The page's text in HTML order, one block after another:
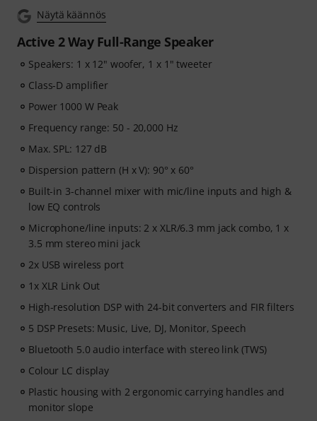
Näytä käännös
Active 2 Way Full-Range Speaker
Speakers: 1 x 12" woofer, 1 x 1" tweeter
Class-D amplifier
Power 1000 W Peak
Frequency range: 50 - 20,000 Hz
Max. SPL: 127 dB
Dispersion pattern (H x V): 90° x 60°
Built-in 3-channel mixer with mic/line inputs and high &
low EQ controls
Microphone/line inputs: 2 x XLR/6.3 mm jack combo, 1 x
3.5 mm stereo mini jack
2x USB wireless port
1x XLR Link Out
High-resolution DSP with 24-bit converters and FIR filters
5 DSP Presets: Music, Live, DJ, Monitor, Speech
Bluetooth 5.0 audio interface with stereo link (TWS)
Colour LC display
Plastic housing with 2 ergonomic carrying handles and
monitor slope